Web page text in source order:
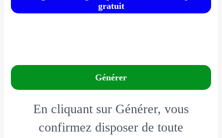
gratuit
Générer
En cliquant sur Générer, vous
confirmez disposer de toute